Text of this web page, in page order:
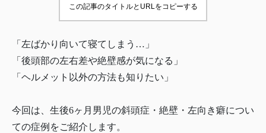
この記事のタイトルとURLをコピーする
「左ばかり向いて寝てしまう…」
「後頭部の左右差や絶壁感が気になる」
「ヘルメット以外の方法も知りたい」
今回は、生後6ヶ月男児の斜頭症・絶壁・左向き癖につい
ての症例をご紹介します。